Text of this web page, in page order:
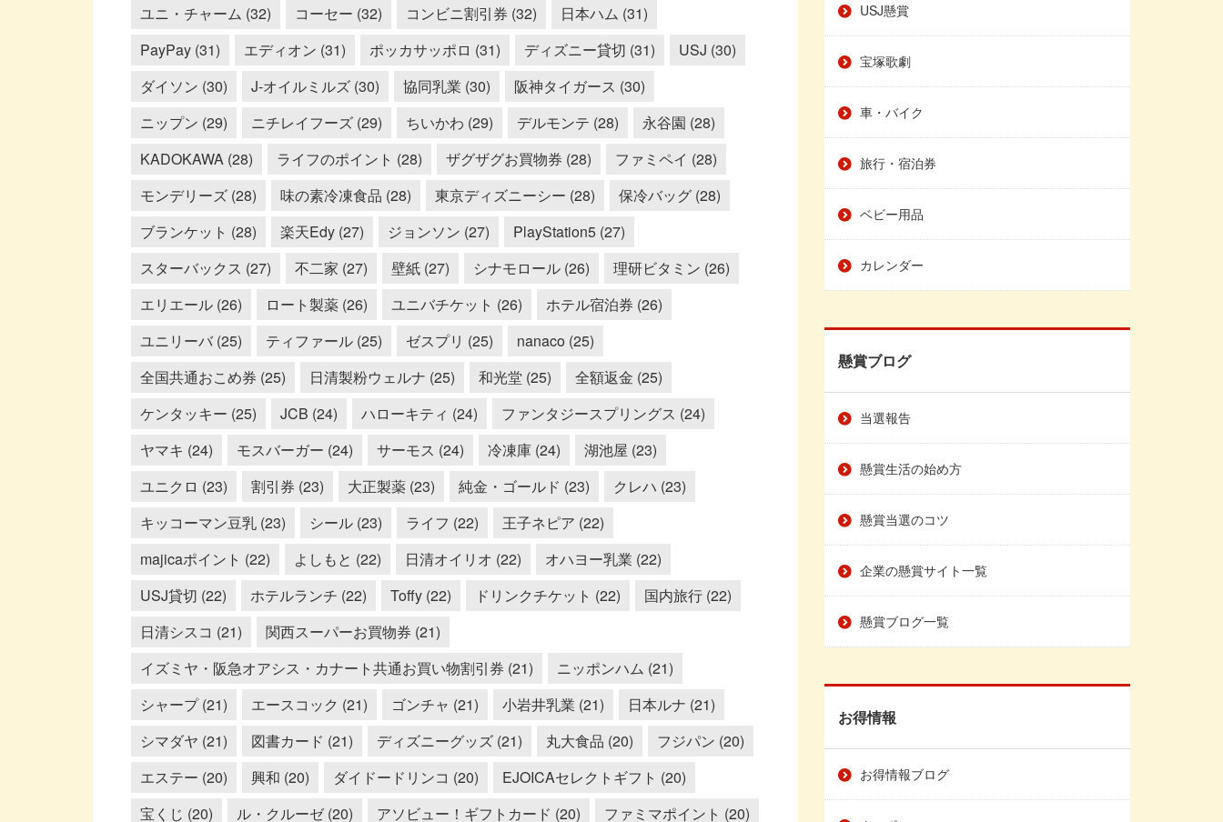
ユニ・チャーム (32)
コーセー (32) コンビニ割引券 (32)
日本ハム (31)
PayPay (31)
エディオン (31) ポッカサッポロ (31) ディズニー貸切 (31)
USJ (30)
ダイソン (30)
J-オイルミルズ (30) 協同乳業 (30)
阪神タイガース (30)
ニップン (29)
ニチレイフーズ (29) ちいかわ (29) デルモンテ (28)
永谷園 (28)
KADOKAWA (28)
ライフのポイント (28) ザグザグお買物券 (28)
ファミペイ (28)
モンデリーズ (28)
味の素冷凍食品 (28) 東京ディズニーシー (28)
保冷バッグ (28)
ブランケット (28)
楽天Edy (27) ジョンソン (27)
PlayStation5 (27)
スターバックス (27)
不二家 (27) 壁紙 (27) シナモロール (26)
理研ビタミン (26)
エリエール (26)
ロート製薬 (26) ユニバチケット (26)
ホテル宿泊券 (26)
ユニリーバ (25)
ティファール (25) ゼスプリ (25)
nanaco (25)
全国共通おこめ券 (25)
日清製粉ウェルナ (25) 和光堂 (25)
全額返金 (25)
ケンタッキー (25)
JCB (24) ハローキティ (24)
ファンタジースプリングス (24)
ヤマキ (24)
モスバーガー (24) サーモス (24) 冷凍庫 (24)
湖池屋 (23)
ユニクロ (23)
割引券 (23) 大正製薬 (23) 純金・ゴールド (23)
クレハ (23)
キッコーマン豆乳 (23)
シール (23) ライフ (22)
王子ネピア (22)
majicaポイント (22)
よしもと (22) 日清オイリオ (22)
オハヨー乳業 (22)
USJ貸切 (22)
ホテルランチ (22) Toffy (22) ドリンクチケット (22)
国内旅行 (22)
日清シスコ (21)
関西スーパーお買物券 (21)
イズミヤ・阪急オアシス・カナート共通お買い物割引券 (21)
ニッポンハム (21)
シャープ (21)
エースコック (21) ゴンチャ (21) 小岩井乳業 (21)
日本ルナ (21)
シマダヤ (21)
図書カード (21) ディズニーグッズ (21) 丸大食品 (20)
フジパン (20)
エステー (20)
興和 (20) ダイドードリンコ (20)
EJOICAセレクトギフト (20)
宝くじ (20)
ル・クルーゼ (20) アソビュー！ギフトカード (20) ファミマポイント (20)
USJ懸賞
宝塚歌劇
車・バイク
旅行・宿泊券
ベビー用品
カレンダー
懸賞ブログ
当選報告
懸賞生活の始め方
懸賞当選のコツ
企業の懸賞サイト一覧
懸賞ブログ一覧
お得情報
お得情報ブログ